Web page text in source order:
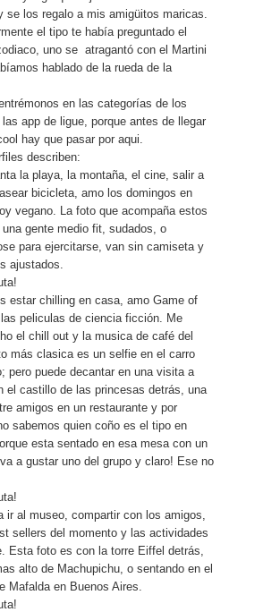
se los regalo a mis amigüitos maricas.
el tipo te había preguntado el
uno se atragantó con el Martini
hablado de la rueda de la
en las categorías de los
app de ligue, porque antes de llegar
hay que pasar por aqui.
describen:
la playa, la montaña, el cine, salir a
bicicleta, amo los domingos en
vegano. La foto que acompaña estos
gente medio fit, sudados, o
para ejercitarse, van sin camiseta y
ajustados.
estar chilling en casa, amo Game of
peliculas de ciencia ficción. Me
el chill out y la musica de café del
más clasica es un selfie en el carro
pero puede decantar en una visita a
el castillo de las princesas detrás, una
amigos en un restaurante y por
sabemos quien coño es el tipo en
esta sentado en esa mesa con un
a gustar uno del grupo y claro! Ese no
ir al museo, compartir con los amigos,
sellers del momento y las actividades
Esta foto es con la torre Eiffel detrás,
alto de Machupichu, o sentando en el
Mafalda en Buenos Aires.